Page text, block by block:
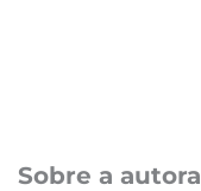
Sobre a autora